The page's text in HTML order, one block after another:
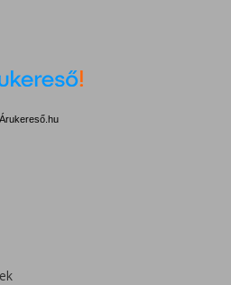
Árukereső.hu